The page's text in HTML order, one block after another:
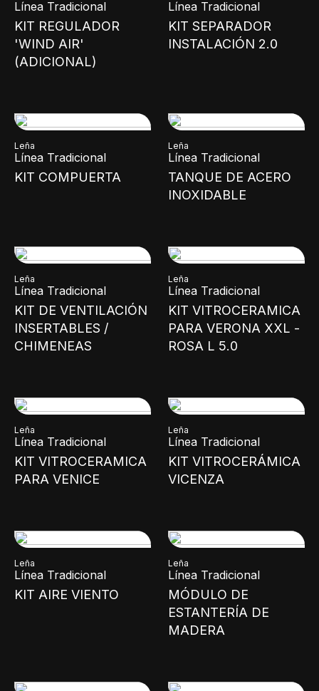
Línea Tradicional
KIT REGULADOR
'WIND AIR'
(ADICIONAL)
Línea Tradicional
KIT SEPARADOR
INSTALACIÓN 2.0
Leña
Línea Tradicional
KIT COMPUERTA
Leña
Línea Tradicional
TANQUE DE ACERO
INOXIDABLE
Leña
Línea Tradicional
KIT DE VENTILACIÓN
INSERTABLES /
CHIMENEAS
Leña
Línea Tradicional
KIT VITROCERAMICA
PARA VERONA XXL -
ROSA L 5.0
Leña
Línea Tradicional
KIT VITROCERAMICA
PARA VENICE
Leña
Línea Tradicional
KIT VITROCERÁMICA
VICENZA
Leña
Línea Tradicional
KIT AIRE VIENTO
Leña
Línea Tradicional
MÓDULO DE
ESTANTERÍA DE
MADERA